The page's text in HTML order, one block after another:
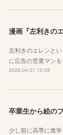
左利きのエレンと
に広告の営業マン
2026.04.07 15:05
卒業生から絵の
少し前に高専に進